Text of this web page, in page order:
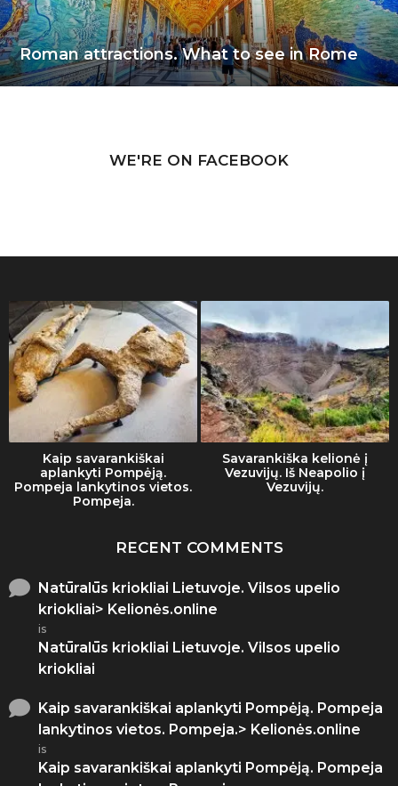
Roman attractions. What to see in Rome
WE'RE ON FACEBOOK
Kaip savarankiškai
aplankyti Pompėją.
Pompeja lankytinos vietos.
Pompeja.
Savarankiška kelionė į
Vezuvijų. Iš Neapolio į
Vezuvijų.
RECENT COMMENTS
Natūralūs kriokliai Lietuvoje. Vilsos upelio
kriokliai> Kelionės.online
is
Natūralūs kriokliai Lietuvoje. Vilsos upelio
kriokliai
Kaip savarankiškai aplankyti Pompėją. Pompeja
lankytinos vietos. Pompeja.> Kelionės.online
is
Kaip savarankiškai aplankyti Pompėją. Pompeja